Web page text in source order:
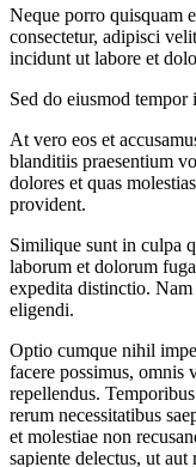
Neque porro quisquam
consectetur, adipisci
incidunt ut labore et
Sed do eiusmod tempor i
At vero eos et
blanditiis praesentium
dolores et quas
provident.
Similique sunt in culpa
laborum et dolorum
expedita distinctio.
eligendi.
Optio cumque nihil
facere possimus, omnis
repellendus.
rerum necessitatibus
et molestiae non
sapiente delectus, ut